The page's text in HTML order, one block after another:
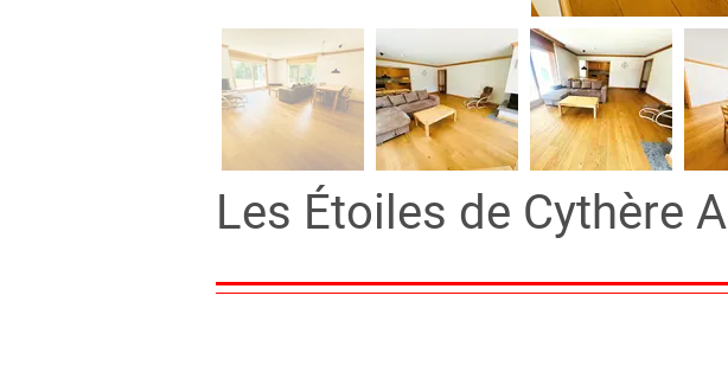
Les Étoiles de Cythère A